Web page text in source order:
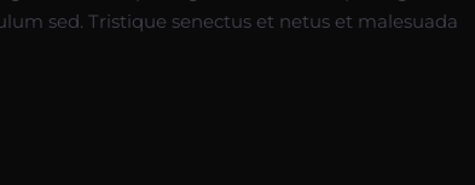
sed. Tristique senectus et netus et malesuada